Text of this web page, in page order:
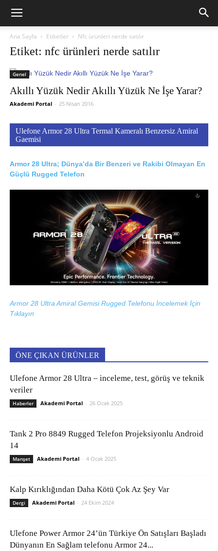
Ana Sayfa Etiketler Nfc ürünleri nerde satılır
Etiket: nfc ürünleri nerde satılır
Genel
Akıllı Yüzük Nedir Akıllı Yüzük Ne İşe Yarar?
Akademi Portal - 25 Nisan 2016
Ulefone Armor 28 Ultra Termal Kameralı Benzersiz Amiral
Gaemisi
Armor 28 Ultra; Dünya’da Bir Benzeri ve Rakibi Olmayan En
Güçlü Rugged Telefon
Armor 28 Ultra Amiral Gemisi Rugged Telefonu İncelemek İçin
Tıklayın
ÖNE ÇIKAN ÜRÜNLER
Ulefone Armor 28 Ultra – inceleme, test, görüş ve teknik
veriler
Haberler Akademi Portal - 26 Ocak 2025
Tank 2 Pro 8849 Rugged Telefon Projeksiyonlu Android
14
Manşet Akademi Portal - 4 Ocak 2025
Kalp Kırıklığından Daha Kötü Çok Az Şey Var
Dergi Akademi Portal - 24 Ekim 2024
Ulefone Power Armor 24’ün Türkiye Ön Satışları Başladı
Dünyanın En Sağlam telefonu Armor 24...